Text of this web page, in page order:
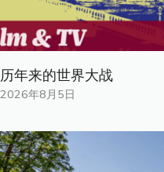
历年来的世界大战
2026年8月5日